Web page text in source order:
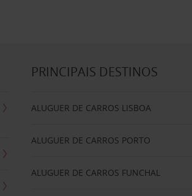
PRINCIPAIS DESTINOS
ALUGUER DE CARROS LISBOA
ALUGUER DE CARROS PORTO
ALUGUER DE CARROS FUNCHAL